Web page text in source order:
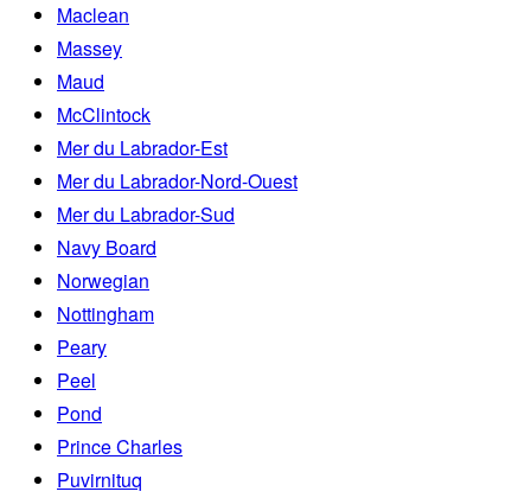
Maclean
Massey
Maud
McClintock
Mer du Labrador-Est
Mer du Labrador-Nord-Ouest
Mer du Labrador-Sud
Navy Board
Norwegian
Nottingham
Peary
Peel
Pond
Prince Charles
Puvirnituq